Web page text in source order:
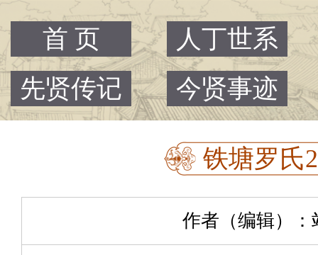
首 页
人丁世系
先贤传记
今贤事迹
铁塘罗氏
作者（编辑）：